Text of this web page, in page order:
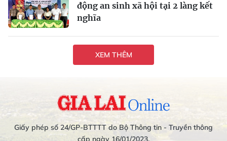
động an sinh xã hội tại 2 làng kết
nghĩa
XEM THÊM
Giấy phép số 24/GP-BTTTT do Bộ Thông tin - Truyền thông